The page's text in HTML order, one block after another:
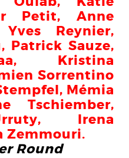
Petit, Anne
Reynier,
Patrick Sauze,
Kristina
Sorrentino
Mémia
Tschiember,
Irena
Zemmouri.
Round